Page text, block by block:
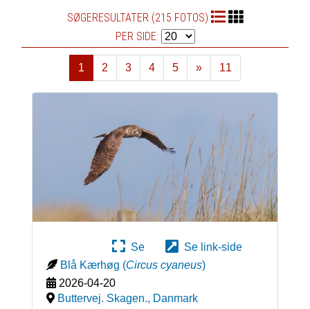
SØGERESULTATER (215 FOTOS)
PER SIDE:
1 2 3 4 5
»
Næste
11
Se
Se link-side
Blå Kærhøg (Circus cyaneus)
2026-04-20
Buttervej. Skagen., Danmark